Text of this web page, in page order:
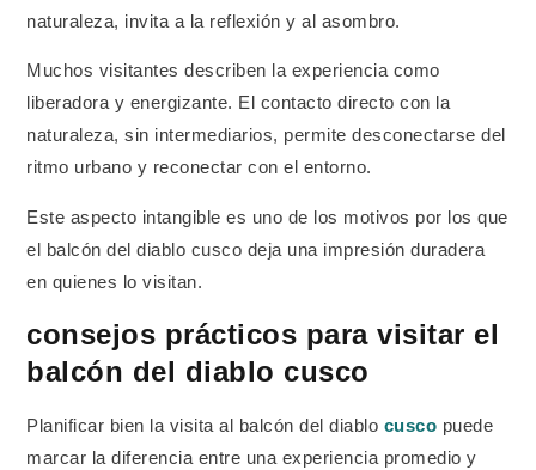
naturaleza, invita a la reflexión y al asombro.
Muchos visitantes describen la experiencia como
liberadora y energizante. El contacto directo con la
naturaleza, sin intermediarios, permite desconectarse del
ritmo urbano y reconectar con el entorno.
Este aspecto intangible es uno de los motivos por los que
el balcón del diablo cusco deja una impresión duradera
en quienes lo visitan.
consejos prácticos para visitar el
balcón del diablo cusco
Planificar bien la visita al balcón del diablo cusco puede
marcar la diferencia entre una experiencia promedio y